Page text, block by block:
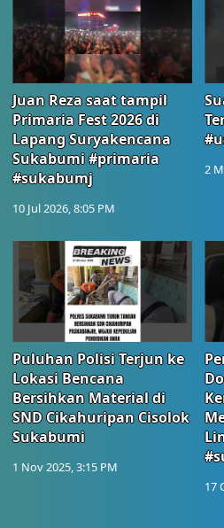
Juan Reza saat tampil
Primaria Fest 2026 di
Lapang Suryakencana
Sukabumi #primaria
#sukabumj
10 Jul 2026, 8:05 PM
2
Puluhan Polisi Terjun ke
Lokasi Bencana
Bersihkan Material di
SND Cikahuripan Cisolok
Sukabumi
1 Nov 2025, 3:15 PM
17